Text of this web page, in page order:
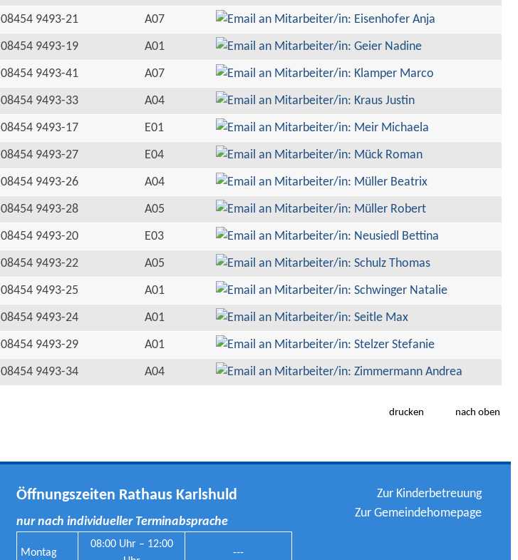
08454 9493-21
A07
08454 9493-19
A01
08454 9493-41
A07
08454 9493-33
A04
08454 9493-17
E01
08454 9493-27
E04
08454 9493-26
A04
08454 9493-28
A05
08454 9493-20
E03
08454 9493-22
A05
08454 9493-25
A01
08454 9493-24
A01
08454 9493-29
A01
08454 9493-34 A04
drucken nach oben
Öffnungszeiten Rathaus Karlshuld
nur nach individueller Terminabsprache
Montag
08:00 Uhr – 12:00
---
Zur Kinderbetreuung
Zur Gemeindehomepage